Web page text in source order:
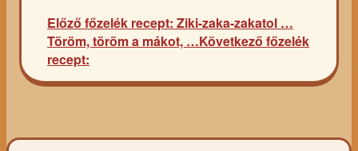
Előző főzelék recept: Ziki-zaka-zakatol …
Töröm, töröm a mákot, …Következő főzelék
recept: